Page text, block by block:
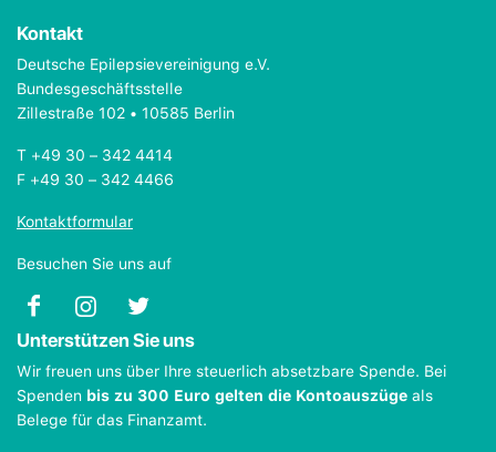
Kontakt
Deutsche Epilepsievereinigung e.V.
Bundesgeschäftsstelle
Zillestraße 102 • 10585 Berlin
T +49 30 – 342 4414
F +49 30 – 342 4466
Kontaktformular
Besuchen Sie uns auf
Unterstützen Sie uns
Wir freuen uns über Ihre steuerlich absetzbare Spende. Bei
Spenden bis zu 300 Euro gelten die Kontoauszüge als
Belege für das Finanzamt.